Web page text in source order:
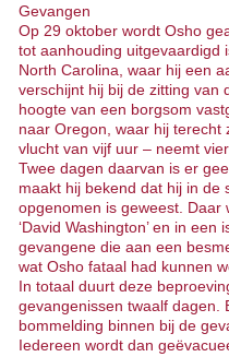
Gevangen
Op 29 oktober wordt Osho
tot aanhouding uitgevaardigd
North Carolina, waar hij een
verschijnt hij bij de zitting van
hoogte van een borgsom
naar Oregon, waar hij terecht
vlucht van vijf uur – neemt
Twee dagen daarvan is er
maakt hij bekend dat hij in de
opgenomen is geweest. Daar
‘David Washington’ en in
gevangene die aan een
wat Osho fataal had kunnen
In totaal duurt deze
gevangenissen twaalf dagen.
bommelding binnen bij de
Iedereen wordt dan